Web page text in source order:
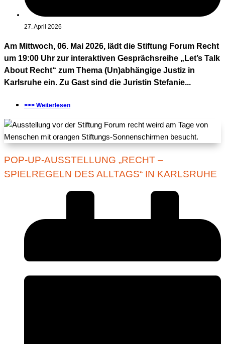
27. April 2026
Am Mittwoch, 06. Mai 2026, lädt die Stiftung Forum Recht
um 19:00 Uhr zur interaktiven Gesprächsreihe „Let’s Talk
About Recht“ zum Thema (Un)abhängige Justiz in
Karlsruhe ein. Zu Gast sind die Juristin Stefanie...
>>> Weiterlesen
POP-UP-AUSSTELLUNG „RECHT –
SPIELREGELN DES ALLTAGS“ IN KARLSRUHE